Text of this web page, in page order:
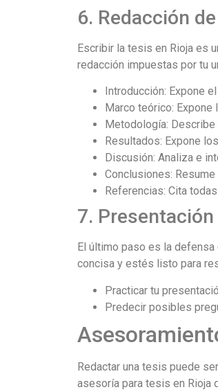
6. Redacción
Escribir la tesis en Rioja es
redacción impuestas por tu
Introducción: Expone
Marco teórico:
Metodología:
Resultados: Expone
Discusión: Analiza e
Conclusiones:
Referencias: Cita
7.
El último paso es la
concisa y estés listo para
Practicar tu
Predecir posibles
Redactar una tesis puede
asesoría para tesis en Rioja